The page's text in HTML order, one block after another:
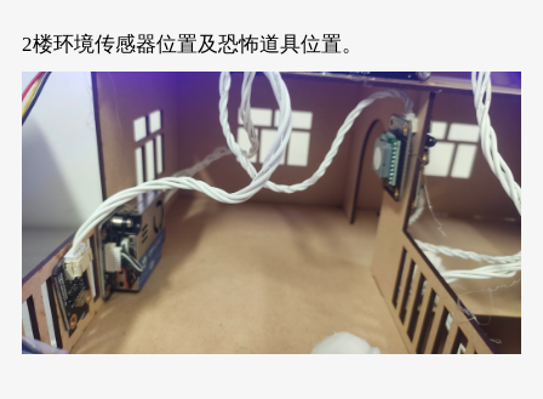
2楼环境传感器位置及恐怖道具位置。